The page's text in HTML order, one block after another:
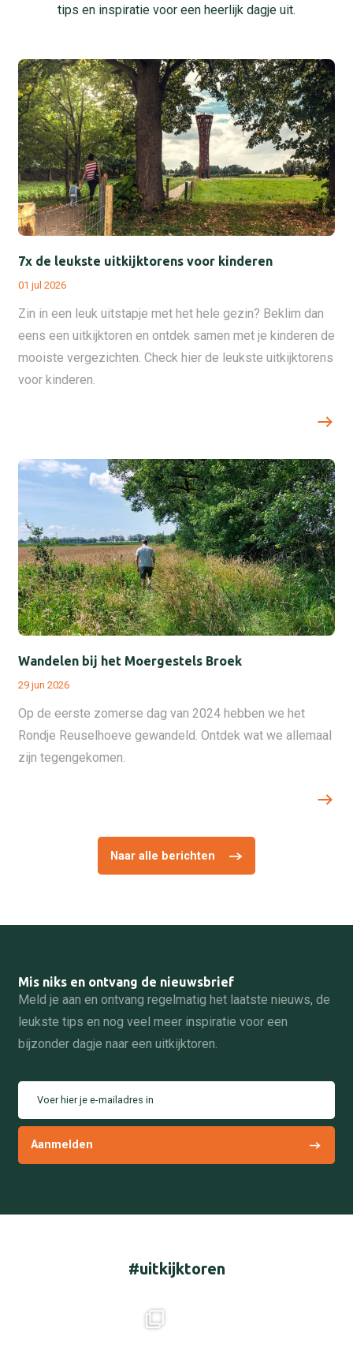
tips en inspiratie voor een heerlijk dagje uit.
7x de leukste uitkijktorens voor kinderen
01 jul 2026
Zin in een leuk uitstapje met het hele gezin? Beklim dan
eens een uitkijktoren en ontdek samen met je kinderen de
mooiste vergezichten. Check hier de leukste uitkijktorens
voor kinderen.
Wandelen bij het Moergestels Broek
29 jun 2026
Op de eerste zomerse dag van 2024 hebben we het
Rondje Reuselhoeve gewandeld. Ontdek wat we allemaal
zijn tegengekomen.
Naar alle berichten
Mis niks en ontvang de nieuwsbrief
Meld je aan en ontvang regelmatig het laatste nieuws, de
leukste tips en nog veel meer inspiratie voor een
bijzonder dagje naar een uitkijktoren.
Voer hier je e-mailadres in
#uitkijktoren